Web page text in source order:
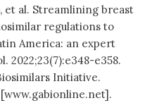
et al. Streamlining breast
regulations to
America: an expert
2022;23(7):e348-e358.
Initiative.